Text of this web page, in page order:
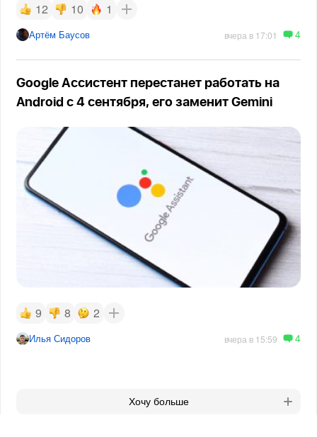
12 10 1
Артём Баусов вчера в 17:01 4
Google Ассистент перестанет работать на
Android с 4 сентября, его заменит Gemini
9 8 2
Илья Сидоров вчера в 15:59 4
Хочу больше